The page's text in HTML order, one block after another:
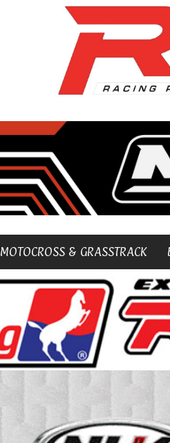
MOTOCROSS & GRASSTRACK